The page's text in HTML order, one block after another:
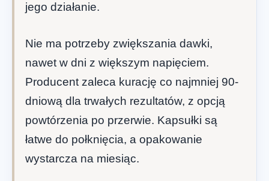
jego działanie.
Nie ma potrzeby zwiększania dawki,
nawet w dni z większym napięciem.
Producent zaleca kurację co najmniej 90-
dniową dla trwałych rezultatów, z opcją
powtórzenia po przerwie. Kapsułki są
łatwe do połknięcia, a opakowanie
wystarcza na miesiąc.